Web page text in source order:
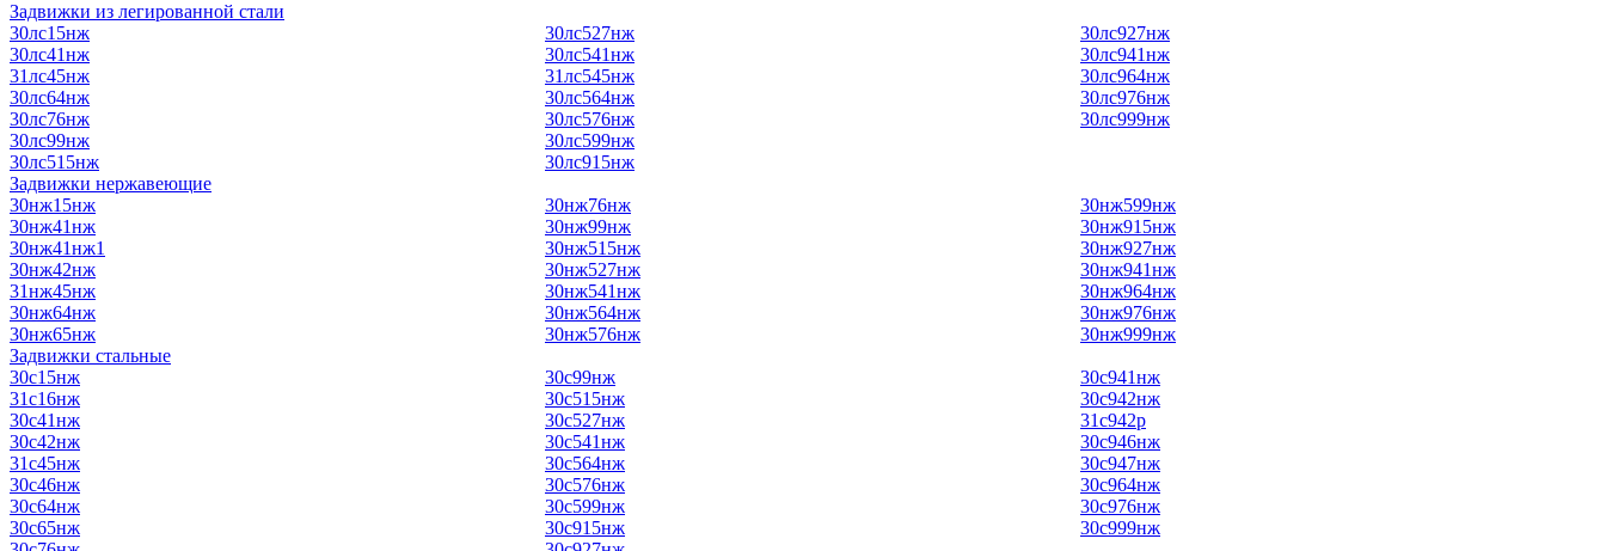
Задвижки из легированной стали
30лс15нж
30лс41нж
31лс45нж
30лс64нж
30лс76нж
30лс99нж
30лс515нж
30лс527нж
30лс541нж
31лс545нж
30лс564нж
30лс576нж
30лс599нж
30лс915нж
30лс927нж
30лс941нж
30лс964нж
30лс976нж
30лс999нж
Задвижки нержавеющие
30нж15нж
30нж41нж
30нж41нж1
30нж42нж
31нж45нж
30нж64нж
30нж65нж
30нж76нж
30нж99нж
30нж515нж
30нж527нж
30нж541нж
30нж564нж
30нж576нж
30нж599нж
30нж915нж
30нж927нж
30нж941нж
30нж964нж
30нж976нж
30нж999нж
Задвижки стальные
30с15нж
31с16нж
30с41нж
30с42нж
31с45нж
30с46нж
30с64нж
30с65нж
30с99нж
30с515нж
30с527нж
30с541нж
30с564нж
30с576нж
30с599нж
30с915нж
30с941нж
30с942нж
31с942р
30с946нж
30с947нж
30с964нж
30с976нж
30с999нж